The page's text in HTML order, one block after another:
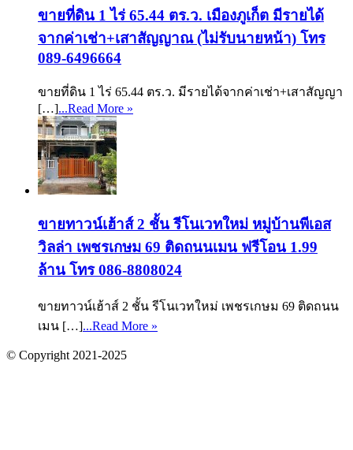
ขายที่ดิน 1 ไร่ 65.44 ตร.ว. เมืองภูเก็ต มีรายได้
จากค่าเช่า+เสาสัญญาณ (ไม่รับนายหน้า) โทร
089-6496664
ขายที่ดิน 1 ไร่ 65.44 ตร.ว. มีรายได้จากค่าเช่า+เสาสัญญา
[…]...Read More »
ขายทาวน์เฮ้าส์ 2 ชั้น รีโนเวทใหม่ หมู่บ้านพีเอส
วิลล่า เพชรเกษม 69 ติดถนนเมน ฟรีโอน 1.99
ล้าน โทร 086-8808024
ขายทาวน์เฮ้าส์ 2 ชั้น รีโนเวทใหม่ เพชรเกษม 69 ติดถนน
เมน […]...Read More »
© Copyright 2021-2025